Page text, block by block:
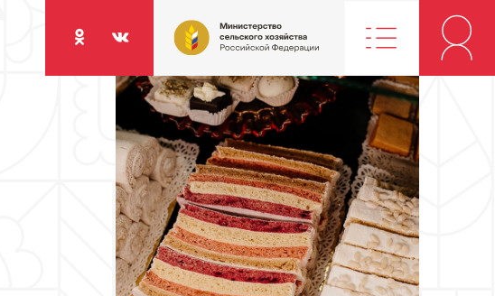
Министерство
сельского
хозяйства
Федерации
Одноклассники
Вконтакте